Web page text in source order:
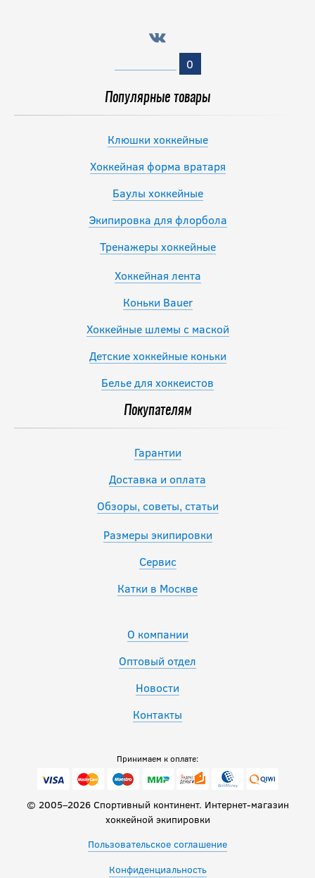
0
Популярные товары
Клюшки хоккейные
Хоккейная форма вратаря
Баулы хоккейные
Экипировка для флорбола
Тренажеры хоккейные
Хоккейная лента
Коньки Bauer
Хоккейные шлемы с маской
Детские хоккейные коньки
Белье для хоккеистов
Покупателям
Гарантии
Доставка и оплата
Обзоры, советы, статьи
Размеры экипировки
Сервис
Катки в Москве
О компании
Оптовый отдел
Новости
Контакты
Принимаем к оплате:
© 2005–2026 Спортивный континент. Интернет-магазин
хоккейной экипировки
Пользовательское соглашение
Конфиденциальность